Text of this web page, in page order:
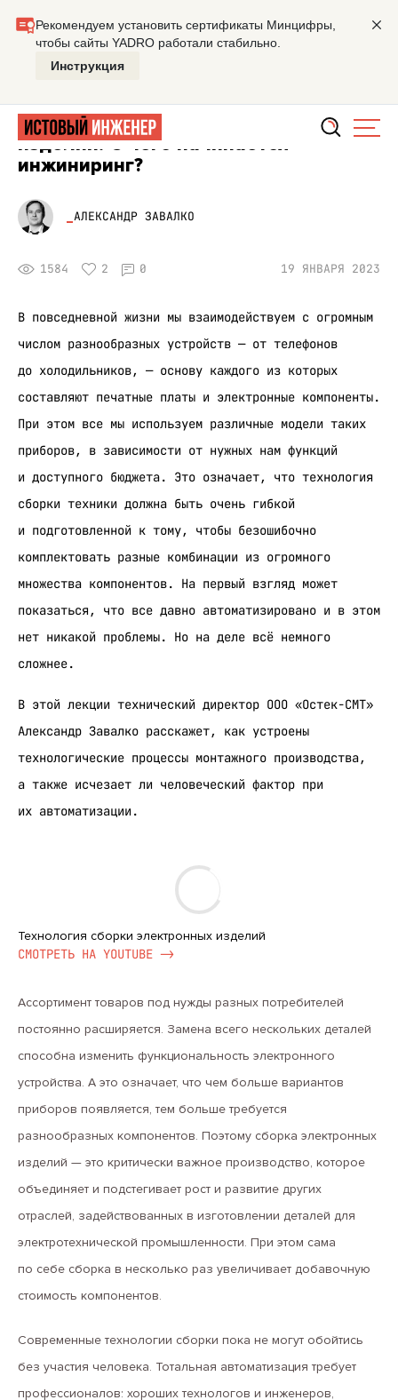
Главная Лекция
Технология сборки электронных
изделий. С чего начинается
инжиниринг?
АЛЕКСАНДР ЗАВАЛКО
1584 2 0 19 ЯНВАРЯ 2023
В повседневной жизни мы взаимодействуем с огромным
числом разнообразных устройств — от телефонов
до холодильников, — основу каждого из которых
составляют печатные платы и электронные компоненты.
При этом все мы используем различные модели таких
приборов, в зависимости от нужных нам функций
и доступного бюджета. Это означает, что технология
сборки техники должна быть очень гибкой
и подготовленной к тому, чтобы безошибочно
комплектовать разные комбинации из огромного
множества компонентов. На первый взгляд может
показаться, что все давно автоматизировано и в этом
нет никакой проблемы. Но на деле всё немного
сложнее.
В этой лекции технический директор ООО «Остек-СМТ»
Александр Завалко расскажет, как устроены
технологические процессы монтажного производства,
а также исчезает ли человеческий фактор при
их автоматизации.
Технология сборки электронных изделий
CМОТРЕТЬ НА YOUTUBE ->
Ассортимент товаров под нужды разных потребителей
постоянно расширяется. Замена всего нескольких деталей
способна изменить функциональность электронного
устройства. А это означает, что чем больше вариантов
приборов появляется, тем больше требуется
разнообразных компонентов. Поэтому сборка электронных
изделий — это критически важное производство, которое
объединяет и подстегивает рост и развитие других
отраслей, задействованных в изготовлении деталей для
электротехнической промышленности. При этом сама
по себе сборка в несколько раз увеличивает добавочную
стоимость компонентов.
Современные технологии сборки пока не могут обойтись
без участия человека. Тотальная автоматизация требует
профессионалов: хороших технологов и инженеров,